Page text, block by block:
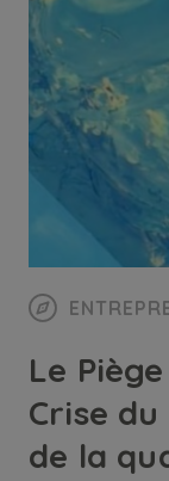
Le
Crise
de la